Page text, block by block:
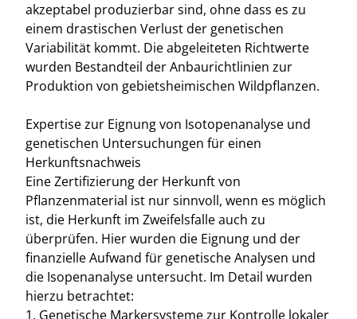
akzeptabel produzierbar sind, ohne dass es zu
einem drastischen Verlust der genetischen
Variabilität kommt. Die abgeleiteten Richtwerte
wurden Bestandteil der Anbaurichtlinien zur
Produktion von gebietsheimischen Wildpflanzen.
Expertise zur Eignung von Isotopenanalyse und
genetischen Untersuchungen für einen
Herkunftsnachweis
Eine Zertifizierung der Herkunft von
Pflanzenmaterial ist nur sinnvoll, wenn es möglich
ist, die Herkunft im Zweifelsfalle auch zu
überprüfen. Hier wurden die Eignung und der
finanzielle Aufwand für genetische Analysen und
die Isopenanalyse untersucht. Im Detail wurden
hierzu betrachtet:
1. Genetische Markersysteme zur Kontrolle lokaler